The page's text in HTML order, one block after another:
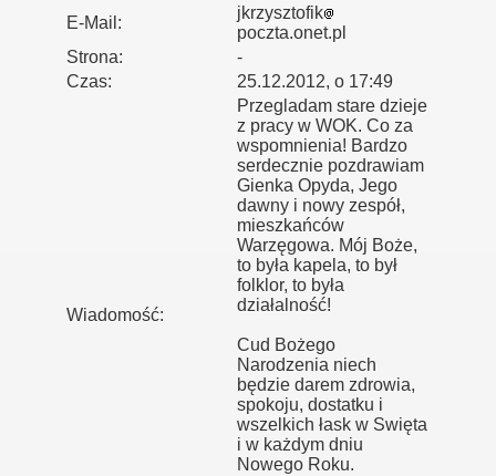
E-Mail:
jkrzysztofik
poczta.onet.pl
Strona:
-
Czas:
25.12.2012, o 17:49
Wiadomość:
Przegladam stare dzieje
z pracy w WOK. Co za
wspomnienia! Bardzo
serdecznie pozdrawiam
Gienka Opyda, Jego
dawny i nowy zespół,
mieszkańców
Warzęgowa. Mój Boże,
to była kapela, to był
folklor, to była
działalność!
Cud Bożego
Narodzenia niech
będzie darem zdrowia,
spokoju, dostatku i
wszelkich łask w Swięta
i w każdym dniu
Nowego Roku.